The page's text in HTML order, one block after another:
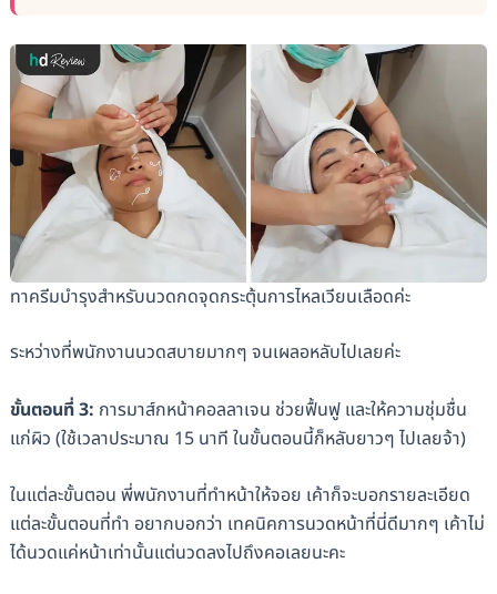
ทาครีมบำรุงสำหรับนวดกดจุดกระตุ้นการไหลเวียนเลือดค่ะ
ระหว่างที่พนักงานนวดสบายมากๆ จนเผลอหลับไปเลยค่ะ
ขั้นตอนที่3: การมาส์กหน้าคอลลาเจน ช่วยฟื้นฟู และให้ความชุ่มชื่น
แก่ผิว (ใช้เวลาประมาณ 15 นาที ในขั้นตอนนี้ก็หลับยาวๆ ไปเลยจ้า)
ในแต่ละขั้นตอน พี่พนักงานที่ทำหน้าให้จอย เค้าก็จะบอกรายละเอียด
แต่ละขั้นตอนที่ทำ อยากบอกว่า เทคนิคการนวดหน้าที่นี่ดีมากๆ เค้าไม่
ได้นวดแค่หน้าเท่านั้นแต่นวดลงไปถึงคอเลยนะคะ